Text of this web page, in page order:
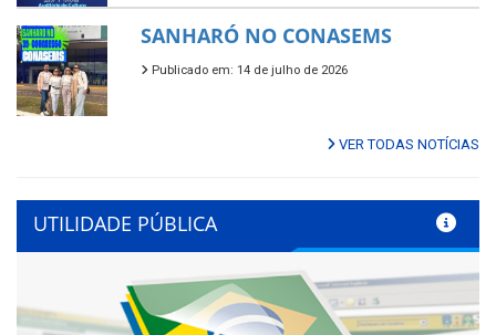
SANHARÓ NO CONASEMS
Publicado em: 14 de julho de 2026
VER TODAS NOTÍCIAS
UTILIDADE PÚBLICA